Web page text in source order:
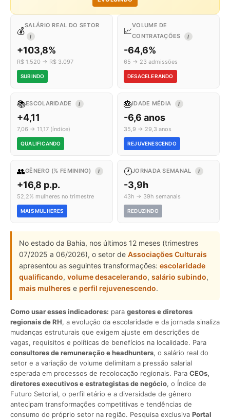
💰
SALÁRIO REAL DO SETOR
I
+103,8%
R$ 1.520 → R$ 3.097
SUBINDO
📈
VOLUME DE
CONTRATAÇÕES
I
-64,6%
65 → 23 admissões
DESACELERANDO
📚ESCOLARIDADE I
+4,11
7,06 → 11,17 (índice)
QUALIFICANDO
🎂IDADE MÉDIA I
-6,6 anos
35,9 → 29,3 anos
REJUVENESCENDO
👥GÊNERO (% FEMININO) I
+16,8 p.p.
52,2% mulheres no trimestre
MAIS MULHERES
🕐JORNADA SEMANAL I
-3,9h
43h → 39h semanais
REDUZINDO
No estado da Bahia, nos últimos 12 meses (trimestres
07/2025 a 06/2026), o setor de Associações Culturais
apresentou as seguintes transformações: escolaridade
qualificando, volume desacelerando, salário subindo,
mais mulheres e perfil rejuvenescendo.
Como usar esses indicadores: para gestores e diretores
regionais de RH, a evolução da escolaridade e da jornada sinaliza
mudanças estruturais que exigem ajuste em descrições de
vagas, requisitos e políticas de benefícios na localidade. Para
consultores de remuneração e headhunters, o salário real do
setor e a variação de volume delimitam a pressão salarial
esperada em processos de recolocação regionais. Para CEOs,
diretores executivos e estrategistas de negócio, o Índice de
Futuro Setorial, o perfil etário e a diversidade de gênero
antecipam transformações competitivas e tendências de
consumo do próprio setor na região. Pesquisa exclusiva Portal